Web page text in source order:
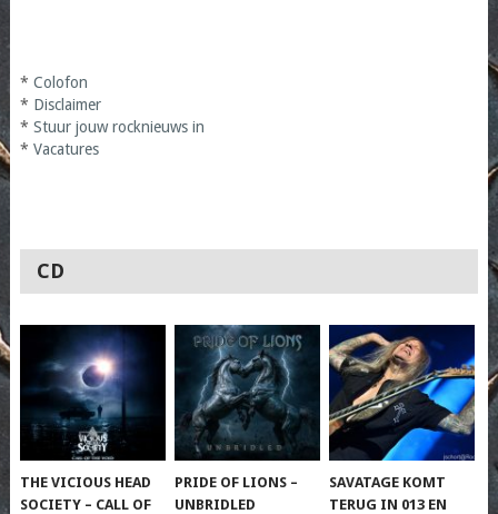
* Colofon
* Disclaimer
* Stuur jouw rocknieuws in
* Vacatures
CD
THE VICIOUS HEAD
SOCIETY – CALL OF
PRIDE OF LIONS –
UNBRIDLED
SAVATAGE KOMT
TERUG IN 013 EN